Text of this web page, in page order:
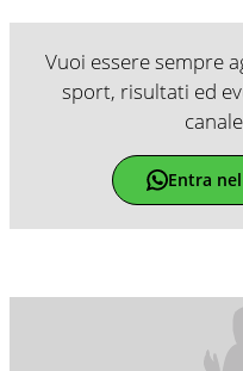
Vuoi essere sempre
sport, risultati ed
canale
Entra